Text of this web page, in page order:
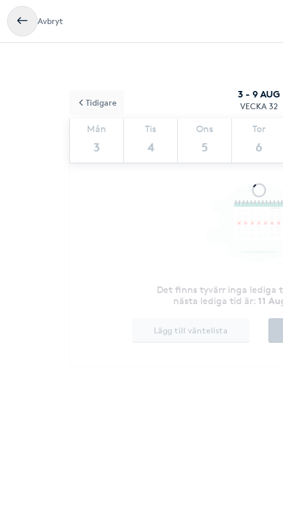
Avbryt
3 - 9 AUG
VECKA 32
Mån
3
Tis
4
Ons
5
Tor
6
Tidigare
Det finns tyvärr inga lediga
nästa lediga tid är: 11
Lägg till väntelista